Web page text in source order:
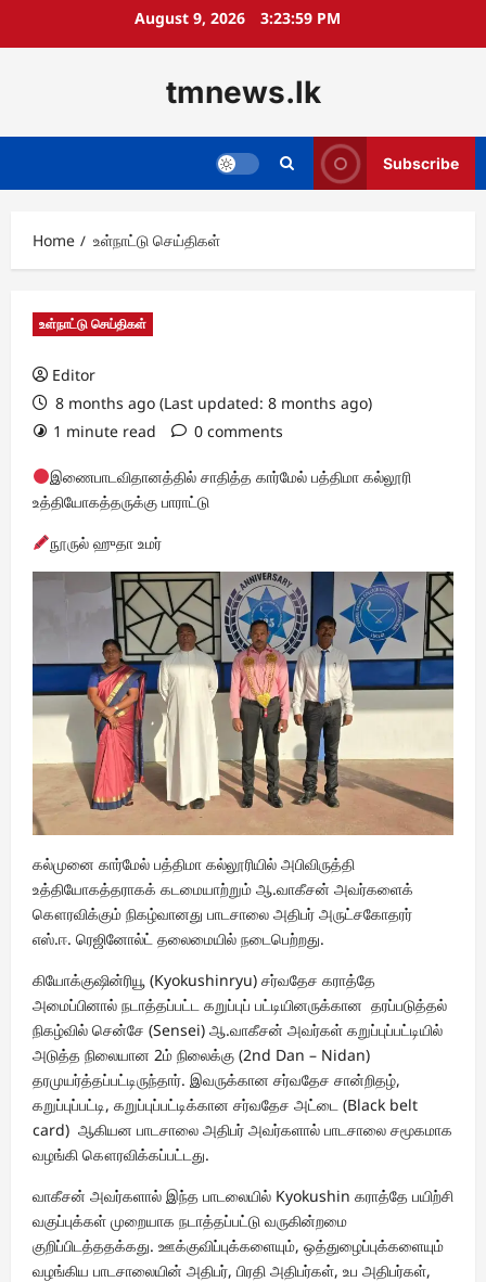
August 9, 2026 3:24:00 PM
tmnews.lk
Subscribe
Home உள்நாட்டு செய்திகள்
உள்நாட்டு செய்திகள்
Editor
8 months ago (Last updated: 8 months ago)
1 minute read
0 comments
இணைபாடவிதானத்தில் சாதித்த கார்மேல் பத்திமா கல்லூரி
உத்தியோகத்தருக்கு பாராட்டு
நூருல் ஹுதா உமர்
கல்முனை கார்மேல் பத்திமா கல்லூரியில் அபிவிருத்தி
உத்தியோகத்தராகக் கடமையாற்றும் ஆ.வாகீசன் அவர்களைக்
கௌரவிக்கும் நிகழ்வானது பாடசாலை அதிபர் அருட்சகோதரர்
எஸ்.ஈ. ரெஜினோல்ட் தலைமையில் நடைபெற்றது.
கியோக்குஷின்ரியூ (Kyokushinryu) சர்வதேச கராத்தே
அமைப்பினால் நடாத்தப்பட்ட கறுப்புப் பட்டியினருக்கான தரப்படுத்தல்
நிகழ்வில் சென்சே (Sensei) ஆ.வாகீசன் அவர்கள் கறுப்புப்பட்டியில்
அடுத்த நிலையான 2ம் நிலைக்கு (2nd Dan – Nidan)
தரமுயர்த்தப்பட்டிருந்தார். இவருக்கான சர்வதேச சான்றிதழ்,
கறுப்புப்பட்டி, கறுப்புப்பட்டிக்கான சர்வதேச அட்டை (Black belt
card) ஆகியன பாடசாலை அதிபர் அவர்களால் பாடசாலை சமூகமாக
வழங்கி கௌரவிக்கப்பட்டது.
வாகீசன் அவர்களால் இந்த பாடலையில் Kyokushin கராத்தே பயிற்சி
வகுப்புக்கள் முறையாக நடாத்தப்பட்டு வருகின்றமை
குறிப்பிடத்ததக்கது. ஊக்குவிப்புக்களையும், ஒத்துழைப்புக்களையும்
வழங்கிய பாடசாலையின் அதிபர், பிரதி அதிபர்கள், உப அதிபர்கள்,